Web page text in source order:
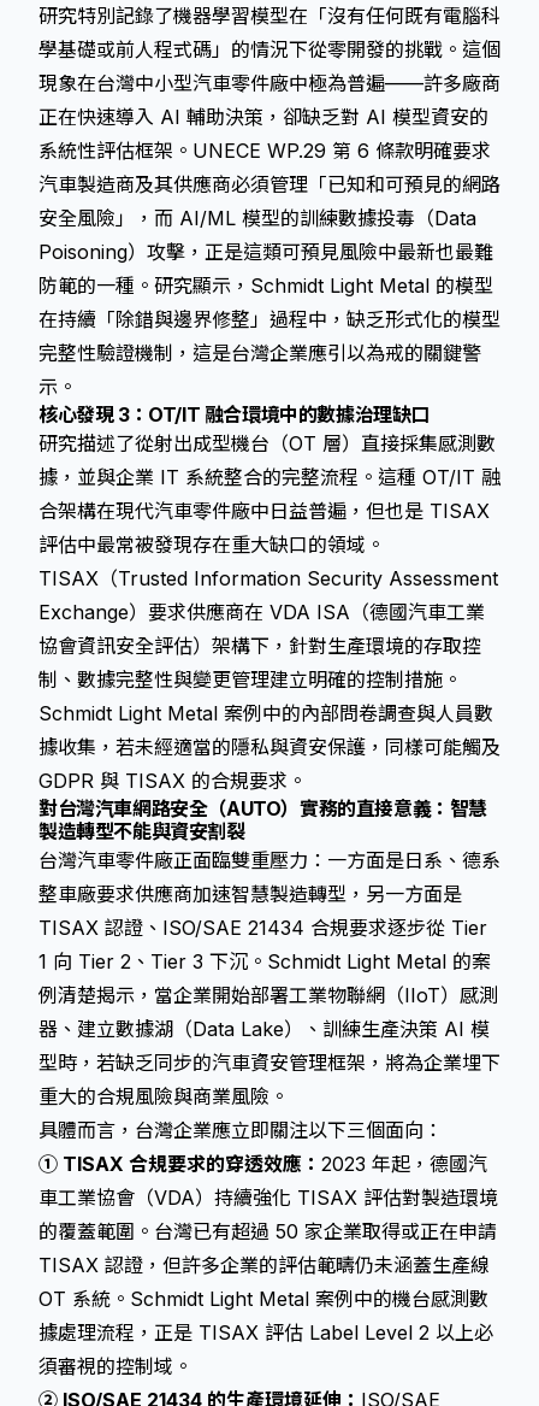
研究特別記錄了機器學習模型在「沒有任何既有電腦科
學基礎或前人程式碼」的情況下從零開發的挑戰。這個
現象在台灣中小型汽車零件廠中極為普遍——許多廠商
正在快速導入 AI 輔助決策，卻缺乏對 AI 模型資安的
系統性評估框架。UNECE WP.29 第 6 條款明確要求
汽車製造商及其供應商必須管理「已知和可預見的網路
安全風險」，而 AI/ML 模型的訓練數據投毒（Data
Poisoning）攻擊，正是這類可預見風險中最新也最難
防範的一種。研究顯示，Schmidt Light Metal 的模型
在持續「除錯與邊界修整」過程中，缺乏形式化的模型
完整性驗證機制，這是台灣企業應引以為戒的關鍵警
示。
核心發現 3：OT/IT 融合環境中的數據治理缺口
研究描述了從射出成型機台（OT 層）直接採集感測數
據，並與企業 IT 系統整合的完整流程。這種 OT/IT 融
合架構在現代汽車零件廠中日益普遍，但也是 TISAX
評估中最常被發現存在重大缺口的領域。
TISAX（Trusted Information Security Assessment
Exchange）要求供應商在 VDA ISA（德國汽車工業
協會資訊安全評估）架構下，針對生產環境的存取控
制、數據完整性與變更管理建立明確的控制措施。
Schmidt Light Metal 案例中的內部問卷調查與人員數
據收集，若未經適當的隱私與資安保護，同樣可能觸及
GDPR 與 TISAX 的合規要求。
對台灣汽車網路安全（AUTO）實務的直接意義：智慧
製造轉型不能與資安割裂
台灣汽車零件廠正面臨雙重壓力：一方面是日系、德系
整車廠要求供應商加速智慧製造轉型，另一方面是
TISAX 認證、ISO/SAE 21434 合規要求逐步從 Tier
1 向 Tier 2、Tier 3 下沉。Schmidt Light Metal 的案
例清楚揭示，當企業開始部署工業物聯網（IIoT）感測
器、建立數據湖（Data Lake）、訓練生產決策 AI 模
型時，若缺乏同步的汽車資安管理框架，將為企業埋下
重大的合規風險與商業風險。
具體而言，台灣企業應立即關注以下三個面向：
① TISAX 合規要求的穿透效應： 2023 年起，德國汽
車工業協會（VDA）持續強化 TISAX 評估對製造環境
的覆蓋範圍。台灣已有超過 50 家企業取得或正在申請
TISAX 認證，但許多企業的評估範疇仍未涵蓋生產線
OT 系統。Schmidt Light Metal 案例中的機台感測數
據處理流程，正是 TISAX 評估 Label Level 2 以上必
須審視的控制域。
② ISO/SAE 21434 的生產環境延伸： ISO/SAE